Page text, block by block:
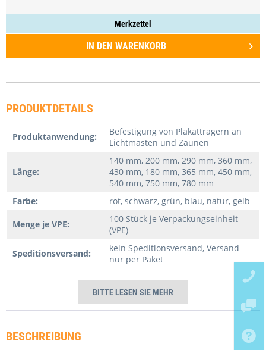
IN DEN WARENKORB
Ich habe die
Merkzettel
PRODUKTDETAILS
Produktanwendung:
Befestigung von Plakatträgern an
Lichtmasten und Zäunen
Länge:
140 mm, 200 mm, 290 mm, 360 mm,
430 mm, 180 mm, 365 mm, 450 mm,
540 mm, 750 mm, 780 mm
Farbe:
rot, schwarz, grün, blau, natur, gelb
Menge je VPE:
100 Stück je Verpackungseinheit
(VPE)
Speditionsversand:
kein Speditionsversand, Versand
nur per Paket
BITTE LESEN SIE MEHR
BESCHREIBUNG